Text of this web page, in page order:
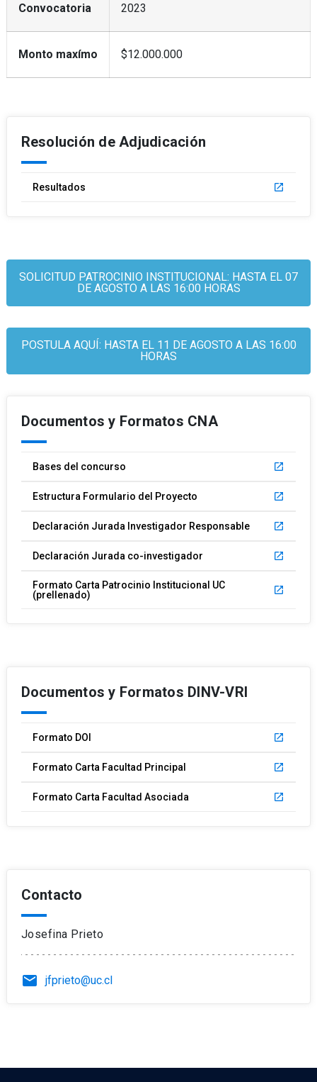
Convocatoria 2023
Monto maxímo $12.000.000
Resolución de Adjudicación
Resultados launch
SOLICITUD PATROCINIO INSTITUCIONAL: HASTA EL 07
DE AGOSTO A LAS 16:00 HORAS
POSTULA AQUÍ: HASTA EL 11 DE AGOSTO A LAS 16:00
HORAS
Documentos y Formatos CNA
Bases del concurso launch
Estructura Formulario del Proyecto launch
Declaración Jurada Investigador Responsable launch
Declaración Jurada co-investigador launch
Formato Carta Patrocinio Institucional UC
(prellenado)
launch
Documentos y Formatos DINV-VRI
Formato DOI launch
Formato Carta Facultad Principal launch
Formato Carta Facultad Asociada launch
Contacto
Josefina Prieto
email jfprieto@uc.cl